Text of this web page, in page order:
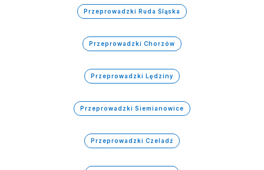
Przeprowadzki Ruda Śląska
Przeprowadzki Chorzów
Przeprowadzki Lędziny
Przeprowadzki Siemianowice
Przeprowadzki Czeladź